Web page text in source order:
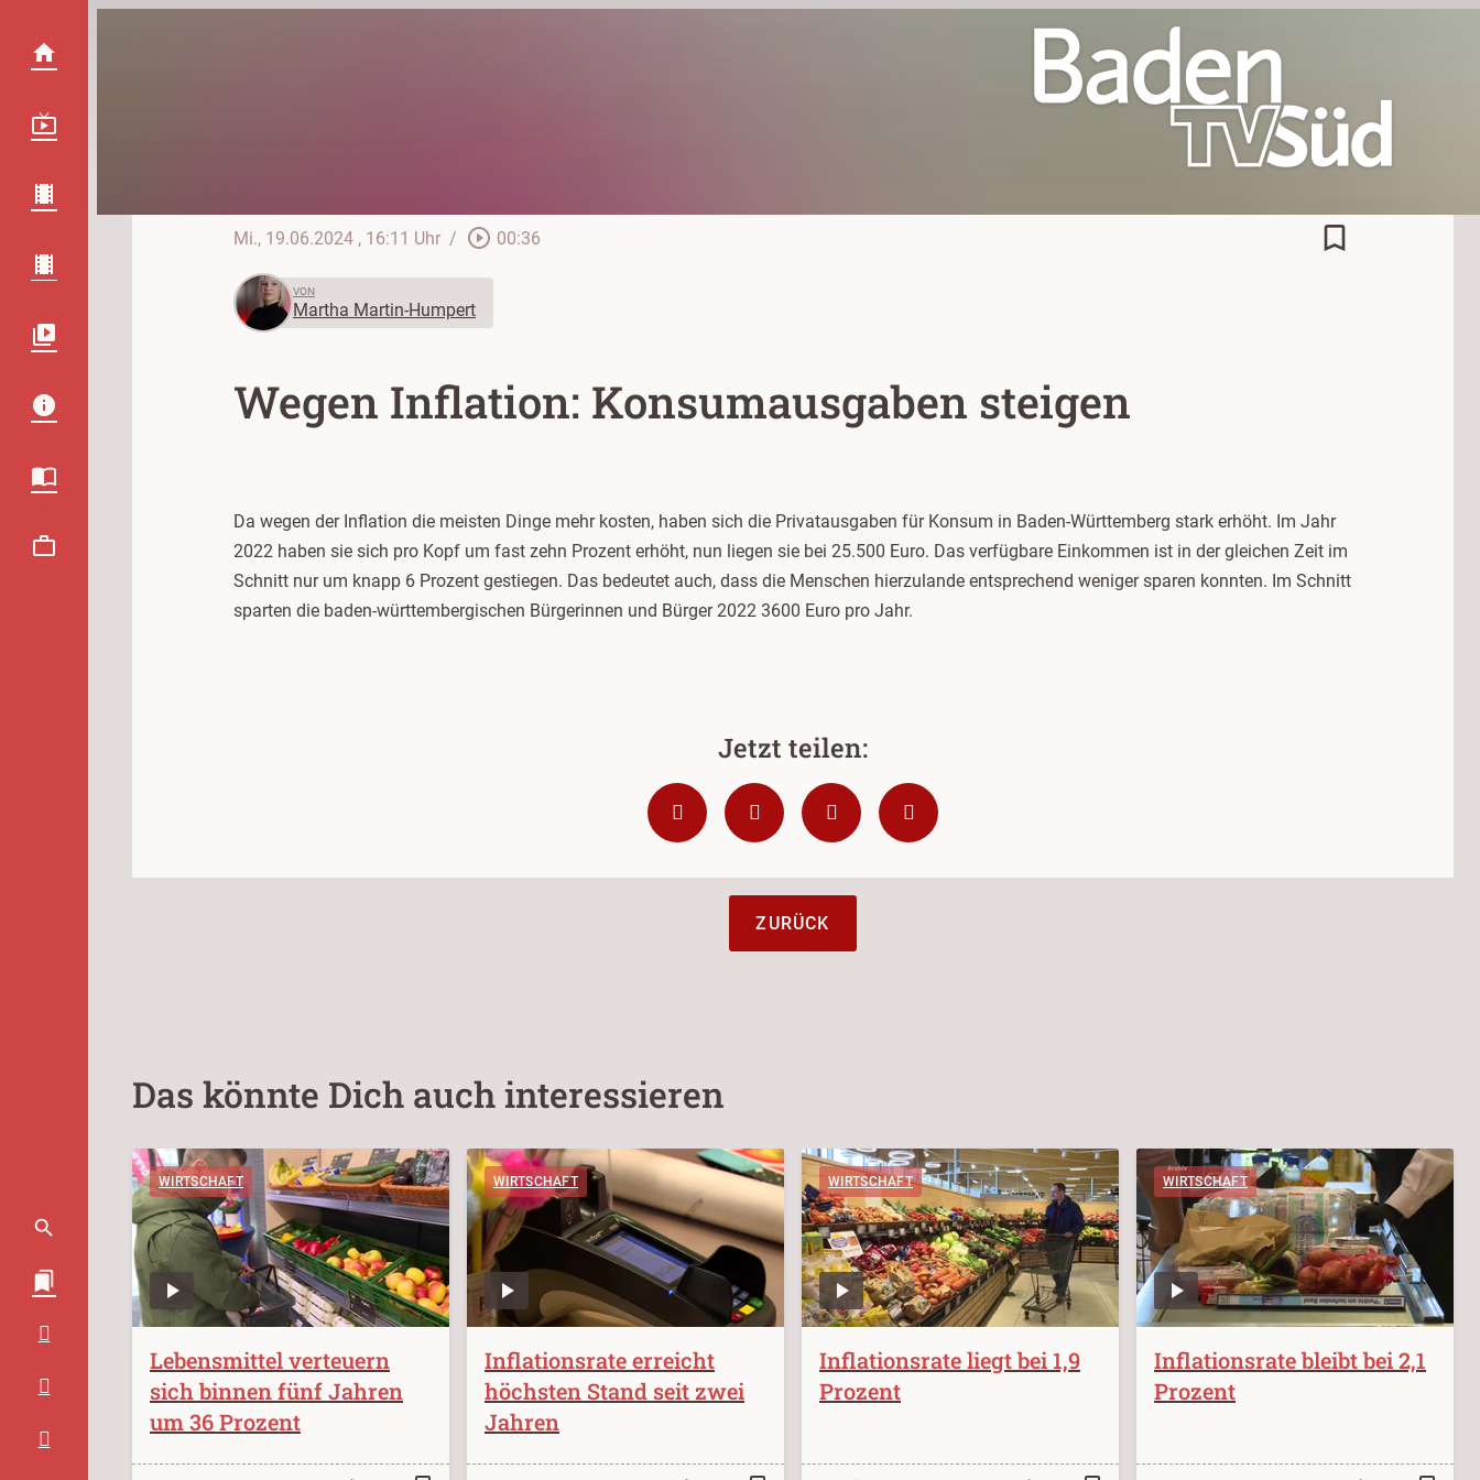
Mi., 19.06.2024 , 16:11 Uhr / play_circle_outline 00:36 bookmark_border
VON
Martha Martin-Humpert
Wegen Inflation: Konsumausgaben steigen
Da wegen der Inflation die meisten Dinge mehr kosten, haben sich die Privatausgaben für Konsum in Baden-Württemberg stark erhöht. Im Jahr
2022 haben sie sich pro Kopf um fast zehn Prozent erhöht, nun liegen sie bei 25.500 Euro. Das verfügbare Einkommen ist in der gleichen Zeit im
Schnitt nur um knapp 6 Prozent gestiegen. Das bedeutet auch, dass die Menschen hierzulande entsprechend weniger sparen konnten. Im Schnitt
sparten die baden-württembergischen Bürgerinnen und Bürger 2022 3600 Euro pro Jahr.
ZURÜCK
Das könnte Dich auch interessieren
WIRTSCHAFT
Lebensmittel verteuern
sich binnen fünf Jahren
um 36 Prozent
WIRTSCHAFT
Inflationsrate erreicht
höchsten Stand seit zwei
Jahren
WIRTSCHAFT
Inflationsrate liegt bei 1,9
Prozent
WIRTSCHAFT
Inflationsrate bleibt bei 2,1
Prozent